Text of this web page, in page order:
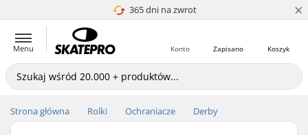
Wyrównywanie Cen
365 dni na zwrot ×
Menu Koszyk
Zapisano
Konto
Strona główna Rolki Ochraniacze Derby